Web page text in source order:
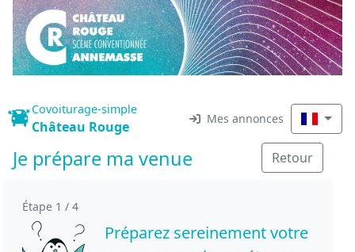
Covoiturage-simple
Château Rouge Mes annonces
Je prépare ma venue Retour
Étape 1 / 4
Préparez sereinement votre